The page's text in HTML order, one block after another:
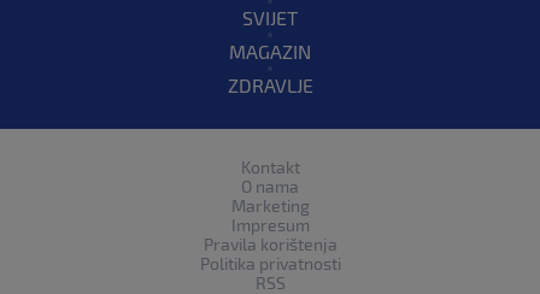
SVIJET
MAGAZIN
ZDRAVLJE
Kontakt
O nama
Marketing
Impresum
Pravila korištenja
Politika privatnosti
RSS